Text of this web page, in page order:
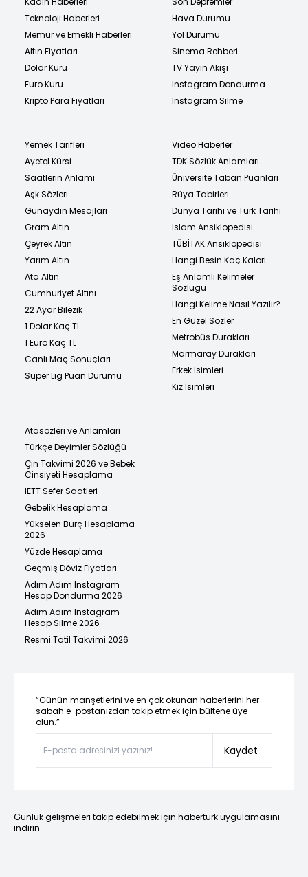
Teknoloji Haberleri
Memur ve Emekli Haberleri
Altın Fiyatları
Dolar Kuru
Euro Kuru
Kripto Para Fiyatları
Hava Durumu
Yol Durumu
Sinema Rehberi
TV Yayın Akışı
Instagram Dondurma
Instagram Silme
Yemek Tarifleri
Ayetel Kürsi
Saatlerin Anlamı
Aşk Sözleri
Günaydın Mesajları
Gram Altın
Çeyrek Altın
Yarım Altın
Ata Altın
Cumhuriyet Altını
22 Ayar Bilezik
1 Dolar Kaç TL
1 Euro Kaç TL
Canlı Maç Sonuçları
Süper Lig Puan Durumu
Video Haberler
TDK Sözlük Anlamları
Üniversite Taban Puanları
Rüya Tabirleri
Dünya Tarihi ve Türk Tarihi
İslam Ansiklopedisi
TÜBİTAK Ansiklopedisi
Hangi Besin Kaç Kalori
Eş Anlamlı Kelimeler
Sözlüğü
Hangi Kelime Nasıl Yazılır?
En Güzel Sözler
Metrobüs Durakları
Marmaray Durakları
Erkek İsimleri
Kız İsimleri
Atasözleri ve Anlamları
Türkçe Deyimler Sözlüğü
Çin Takvimi 2026 ve Bebek
Cinsiyeti Hesaplama
İETT Sefer Saatleri
Gebelik Hesaplama
Yükselen Burç Hesaplama
2026
Yüzde Hesaplama
Geçmiş Döviz Fiyatları
Adım Adım Instagram
Hesap Dondurma 2026
Adım Adım Instagram
Hesap Silme 2026
Resmi Tatil Takvimi 2026
“Günün manşetlerini ve en çok okunan haberlerini her
sabah e-postanızdan takip etmek için bültene üye
olun.”
Kaydet
Günlük gelişmeleri takip edebilmek için habertürk uygulamasını
indirin